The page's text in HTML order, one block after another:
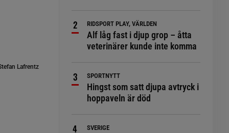
Lafrentz
RIDSPORT PLAY, VÄRLDEN
Alf låg fast i djup grop – åtta
veterinärer kunde inte komma
SPORTNYTT
Hingst som satt djupa avtryck i
hoppaveln är död
SVERIGE